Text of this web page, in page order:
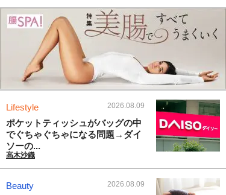
Lifestyle 2026.08.09
ポケットティッシュがバッグの中
でぐちゃぐちゃになる問題→ダイ
ソーの...
高木沙織
Beauty 2026.08.09